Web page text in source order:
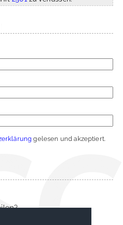
gelesen und akzeptiert.